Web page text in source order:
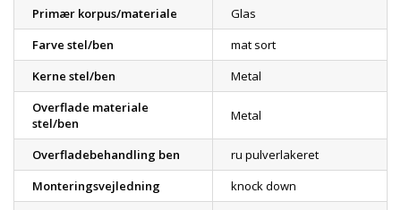
Primær korpus/materiale
Glas
Farve stel/ben
mat sort
Kerne stel/ben
Metal
Overflade materiale
stel/ben
Metal
Overfladebehandling ben
ru pulverlakeret
Monteringsvejledning
knock down